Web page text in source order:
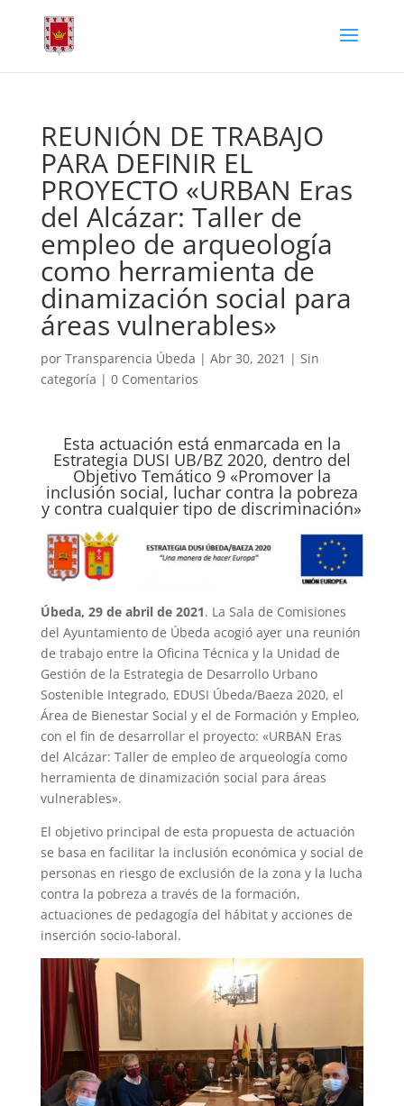
REUNIÓN DE TRABAJO
PARA DEFINIR EL
PROYECTO «URBAN Eras
del Alcázar: Taller de
empleo de arqueología
como herramienta de
dinamización social para
áreas vulnerables»
por Transparencia Úbeda | Abr 30, 2021 | Sin
categoría | 0 Comentarios
Esta actuación está enmarcada en la
Estrategia DUSI UB/BZ 2020, dentro del
Objetivo Temático 9 «Promover la
inclusión social, luchar contra la pobreza
y contra cualquier tipo de discriminación»
Úbeda, 29 de abril de 2021. La Sala de Comisiones
del Ayuntamiento de Úbeda acogió ayer una reunión
de trabajo entre la Oficina Técnica y la Unidad de
Gestión de la Estrategia de Desarrollo Urbano
Sostenible Integrado, EDUSI Úbeda/Baeza 2020, el
Área de Bienestar Social y el de Formación y Empleo,
con el fin de desarrollar el proyecto: «URBAN Eras
del Alcázar: Taller de empleo de arqueología como
herramienta de dinamización social para áreas
vulnerables».
El objetivo principal de esta propuesta de actuación
se basa en facilitar la inclusión económica y social de
personas en riesgo de exclusión de la zona y la lucha
contra la pobreza a través de la formación,
actuaciones de pedagogía del hábitat y acciones de
inserción socio-laboral.